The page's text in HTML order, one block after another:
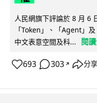
人民網旗下評論於 8 月 6
「Token」、「Agent」
中文表意空間及科...
閱
693 303 ↗ 分享